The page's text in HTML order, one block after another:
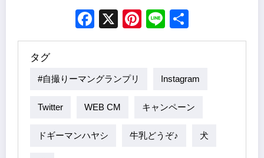
Facebook
X Pinterest
Line
タグ
#自撮りーマングランプリ Instagram
Twitter WEB CM キャンペーン
ドギーマンハヤシ 牛乳どうぞ♪ 犬